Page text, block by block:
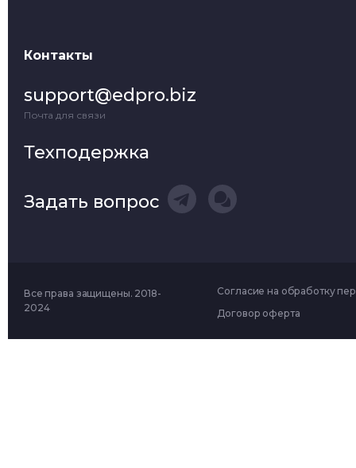
Контакты
support@edpro.biz
Почта для связи
Техподержка
Задать вопрос
Все права защищены. 2018-
2024
Согласие на обработку
Договор оферта